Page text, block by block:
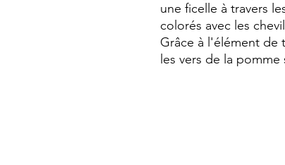
une ficelle à travers
colorés avec les
Grâce à l'élément de
les vers de la